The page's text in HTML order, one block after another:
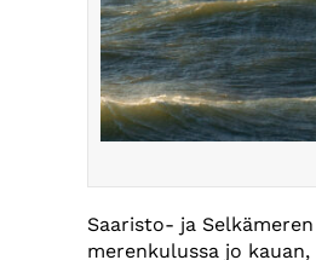
Saaristo- ja
merenkulussa jo